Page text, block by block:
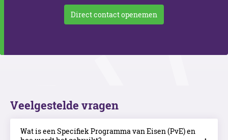
Direct contact openemen
Veelgestelde vragen
Wat is een Specifiek Programma van Eisen (PvE) en